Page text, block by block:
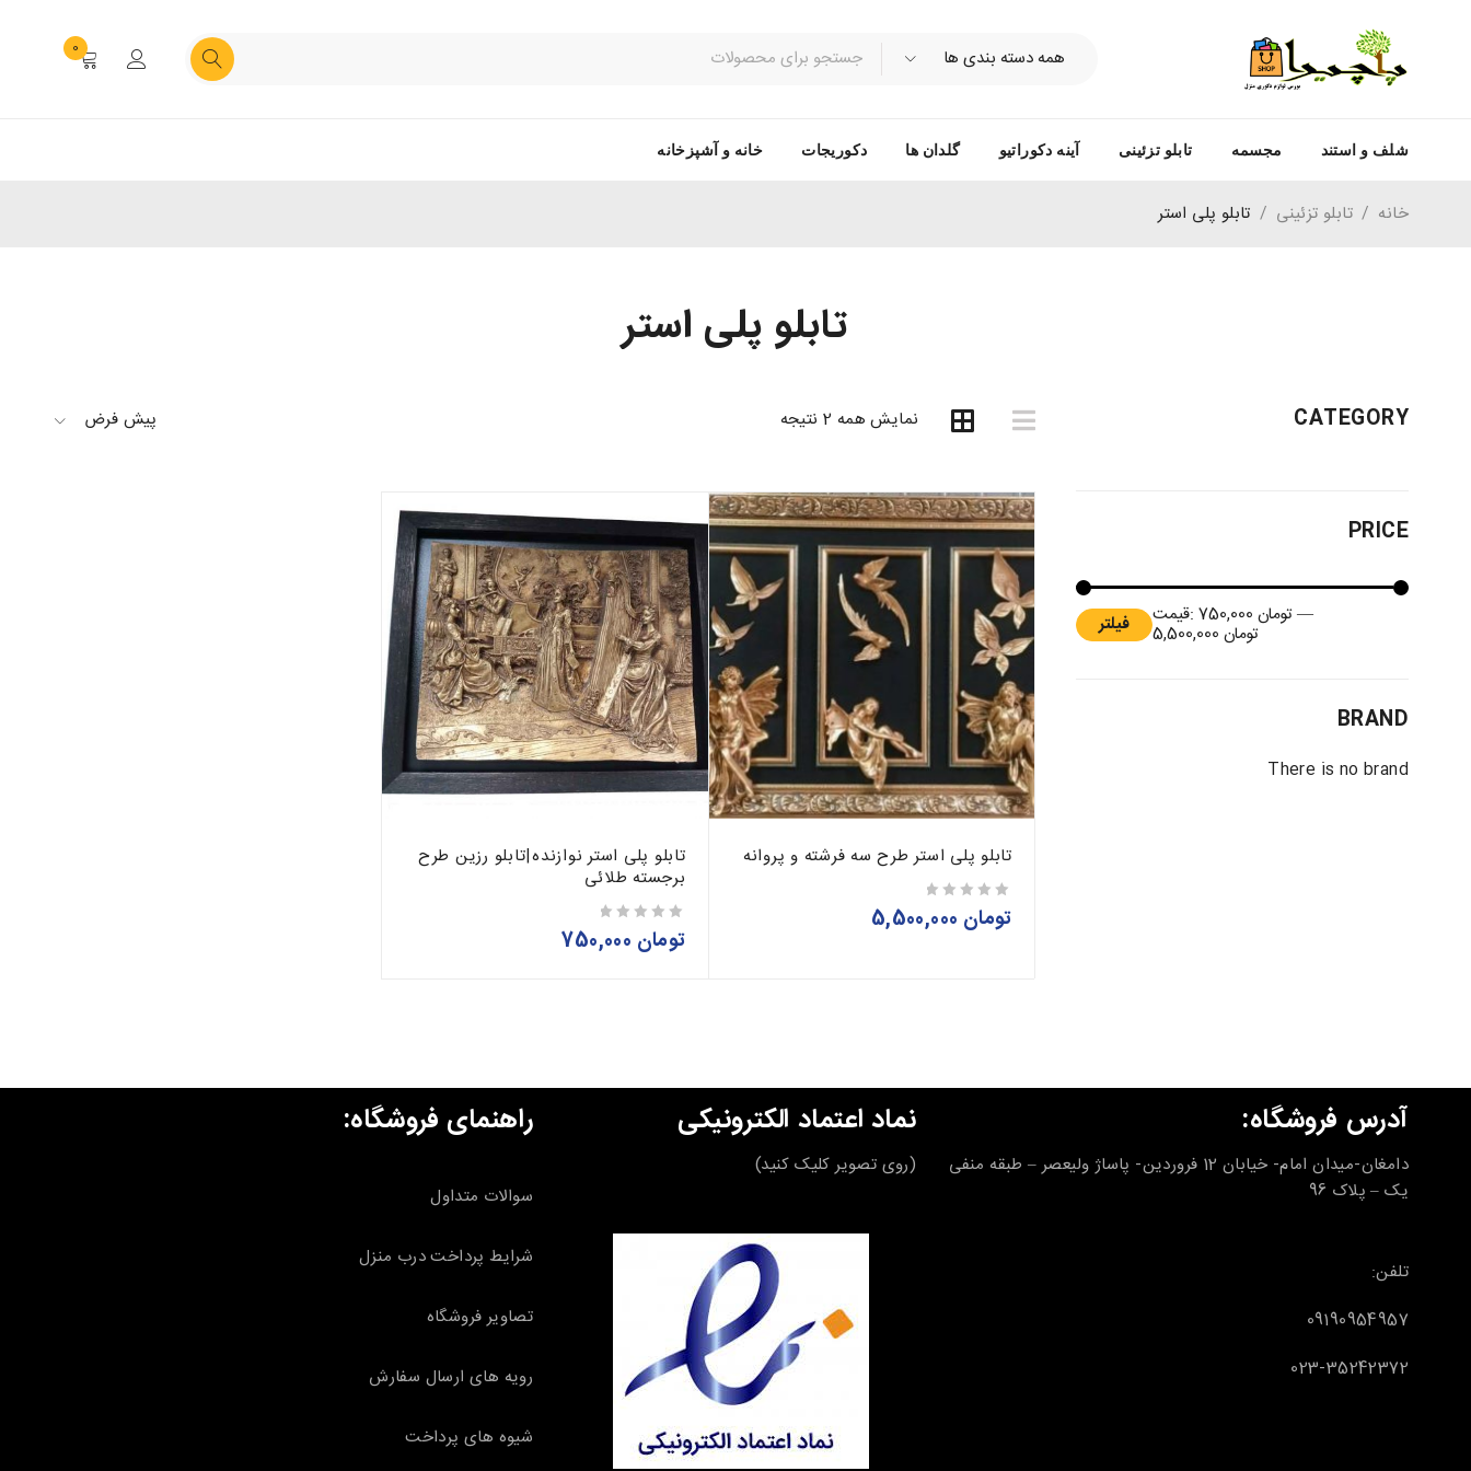
0
شلف و استند مجسمه تابلو تزئینی آینه دکوراتیو گلدان ها دکوریجات خانه و آشپزخانه
تابلو پلی استر
خانه / تابلو تزئینی / تابلو پلی استر
CATEGORY
PRICE
فیلتر قیمت: تومان 750,000—
تومان 5,500,000
BRAND
There is no brand
نمایش همه 2 نتیجه پیش فرض
تابلو پلی استر طرح سه فرشته و پروانه
تومان
تابلو پلی استر نوازنده|تابلو رزین طرح
برجسته طلائی
تومان
آدرس فروشگاه:
دامغان-میدان امام- خیابان 12 فروردین- پاساژ ولیعصر – طبقه منفی
یک – پلاک 96
تلفن:
09190954957
023-35242372
نماد اعتماد الکترونیکی
(روی تصویر کلیک کنید)
راهنمای فروشگاه:
سوالات متداول
شرایط پرداخت درب منزل
تصاویر فروشگاه
رویه های ارسال سفارش
شیوه های پرداخت